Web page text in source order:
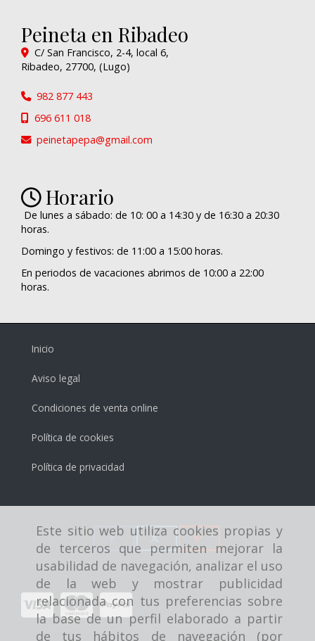
Este sitio web utiliza cookies propias y
de terceros que permiten mejorar la
usabilidad de navegación, analizar el uso
de la web y mostrar publicidad
relacionada con tus preferencias sobre
la base de un perfil elaborado a partir
de tus hábitos de navegación (por
Peineta en Ribadeo
C/ San Francisco, 2-4, local 6,
Ribadeo, 27700, (Lugo)
982 877 443
696 611 018
peinetapepa
gmail.com
Horario
De lunes a sábado: de 10: 00 a 14:30 y de 16:30 a 20:30
horas.
Domingo y festivos: de 11:00 a 15:00 horas.
En periodos de vacaciones abrimos de 10:00 a 22:00
horas.
Inicio
Aviso legal
Condiciones de venta online
Política de cookies
Política de privacidad